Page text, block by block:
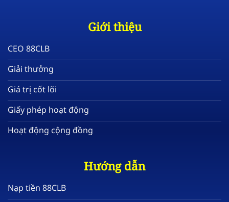
Giới thiệu
CEO 88CLB
Giải thưởng
Giá trị cốt lõi
Giấy phép hoạt động
Hoạt động cộng đồng
Hướng dẫn
Nạp tiền 88CLB